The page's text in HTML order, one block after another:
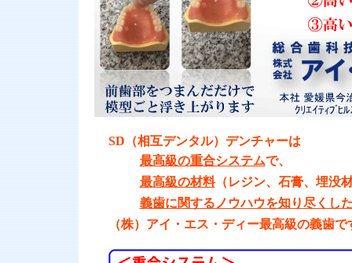
SD（相互デンタル）デンチャーは
最高級の重合システムで、
最高級の材料（レジン、石膏、埋没
義歯に関するノウハウを知り尽くし
（株）アイ・エス・ディー最高級の義歯で